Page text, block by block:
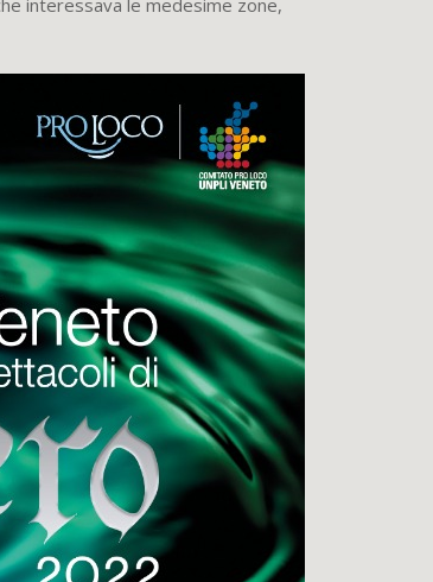
interessava le medesime zone,